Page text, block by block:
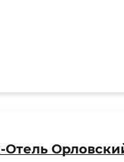
Отель